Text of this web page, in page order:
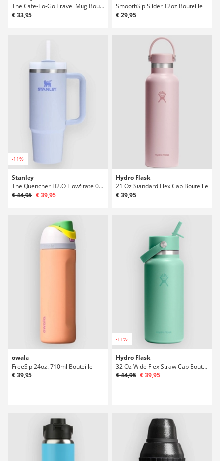
The Cafe-To-Go Travel Mug Bouteille
€ 33,95
SmoothSip Slider 12oz Bouteille
€ 29,95
-11%
Stanley
The Quencher H2.O FlowState 0.89L / 30oz Bouteille
€ 44,95 € 39,95
Hydro Flask
21 Oz Standard Flex Cap Bouteille
€ 39,95
owala
FreeSip 24oz. 710ml Bouteille
€ 39,95
-11%
Hydro Flask
32 Oz Wide Flex Straw Cap Bouteille
€ 44,95 € 39,95